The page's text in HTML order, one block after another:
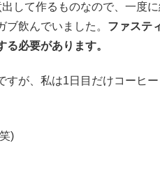
て作るものなので、一度
飲んでいました。 ファステ
必要があります。
が、私は1日目だけコーヒー
)